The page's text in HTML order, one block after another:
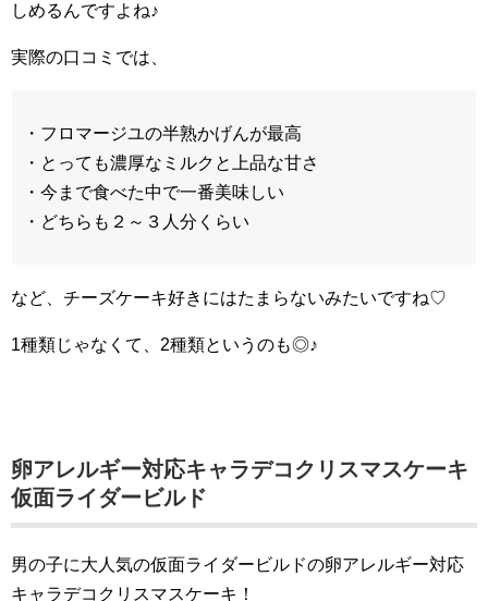
しめるんですよね♪
実際の口コミでは、
・フロマージユの半熟かげんが最高
・とっても濃厚なミルクと上品な甘さ
・今まで食べた中で一番美味しい
・どちらも２～３人分くらい
など、チーズケーキ好きにはたまらないみたいですね♡
1種類じゃなくて、2種類というのも◎♪
卵アレルギー対応キャラデコクリスマスケーキ
仮面ライダービルド
男の子に大人気の仮面ライダービルドの卵アレルギー対応
キャラデコクリスマスケーキ！